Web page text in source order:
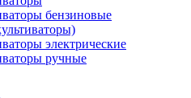
бензиновые
электрические
ручные